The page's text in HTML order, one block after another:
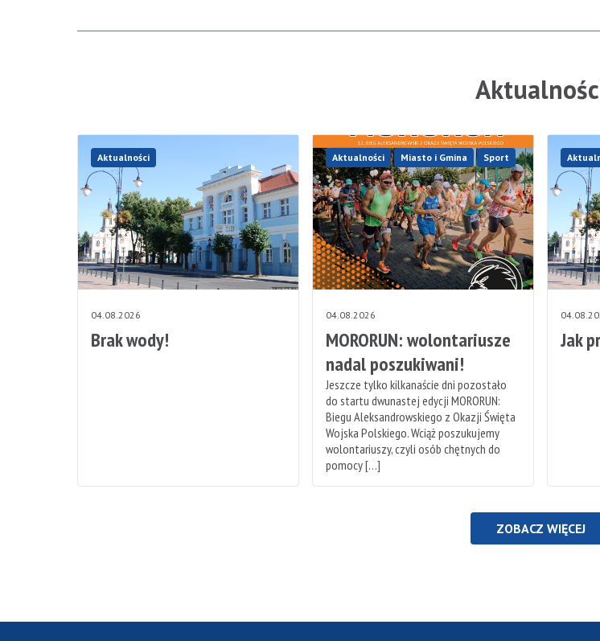
Aktualności
04.08.2026
Brak wody!
Aktualności Miasto i Gmina Sport
04.08.2026
MORORUN: wolontariusze
nadal poszukiwani!
Jeszcze tylko kilkanaście dni pozostało
do startu dwunastej edycji MORORUN:
Biegu Aleksandrowskiego z Okazji Święta
Wojska Polskiego. Wciąż poszukujemy
wolontariuszy, czyli osób chętnych do
pomocy […]
Jak
ZOBACZ WIĘCEJ